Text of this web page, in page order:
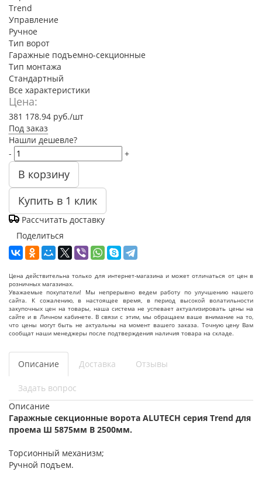
Trend
Управление
Ручное
Тип ворот
Гаражные подъемно-секционные
Тип монтажа
Стандартный
Все характеристики
Цена:
381 178.94 руб./шт
Под заказ
Нашли дешевле?
-
+
В корзину
Купить в 1 клик
Рассчитать доставку
Поделиться
Цена действительна только для интернет-магазина и может отличаться от цен в
розничных магазинах.
Уважаемые покупатели! Мы непрерывно ведем работу по улучшению нашего
сайта. К сожалению, в настоящее время, в период высокой волатильности
закупочных цен на товары, наша система не успевает актуализировать цены на
сайте и в Личном кабинете. В связи с этим, мы обращаем ваше внимание на то,
что цены могут быть не актуальны на момент вашего заказа. Точную цену Вам
сообщат наши менеджеры после подтверждения наличия товара на складе.
Описание Доставка Отзывы
Задать вопрос
Описание
Гаражные секционные ворота ALUTECH серия Trend для
проема Ш 5875мм В 2500мм.
Торсионный механизм;
Ручной подъем.